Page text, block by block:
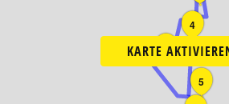
KARTE 2
4
5